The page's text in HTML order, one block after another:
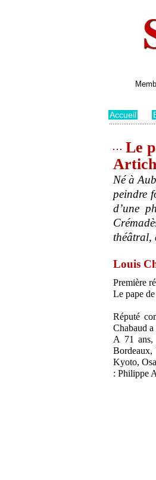
Accueil
Le
Né à
peindre
d’une
théâtral,
Louis
Première
Le pape
Réputé
Chabaud
A 71 ans,
Kyoto,
: Philippe